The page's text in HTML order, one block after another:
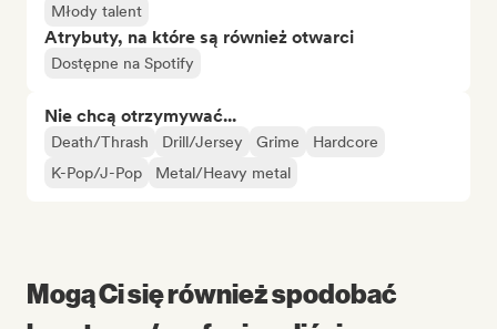
Młody talent
Atrybuty, na które są również otwarci
Dostępne na Spotify
Nie chcą otrzymywać...
Death/Thrash Drill/Jersey Grime
Hardcore
K-Pop/J-Pop
Metal/Heavy metal
Mogą Ci się również spodobać